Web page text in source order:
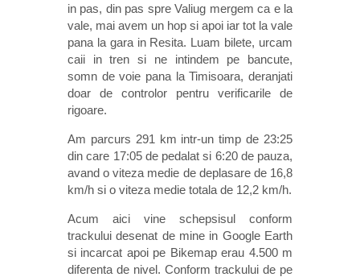
in pas, din pas spre Valiug mergem ca e la
vale, mai avem un hop si apoi iar tot la vale
pana la gara in Resita. Luam bilete, urcam
caii in tren si ne intindem pe bancute,
somn de voie pana la Timisoara, deranjati
doar de controlor pentru verificarile de
rigoare.
Am parcurs 291 km intr-un timp de 23:25
din care 17:05 de pedalat si 6:20 de pauza,
avand o viteza medie de deplasare de 16,8
km/h si o viteza medie totala de 12,2 km/h.
Acum aici vine schepsisul conform
trackului desenat de mine in Google Earth
si incarcat apoi pe Bikemap erau 4.500 m
diferenta de nivel. Conform trackului de pe